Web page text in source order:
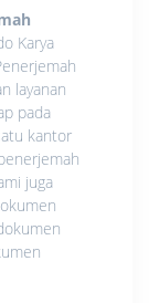
Karya
layanan
pada
kantor
juga